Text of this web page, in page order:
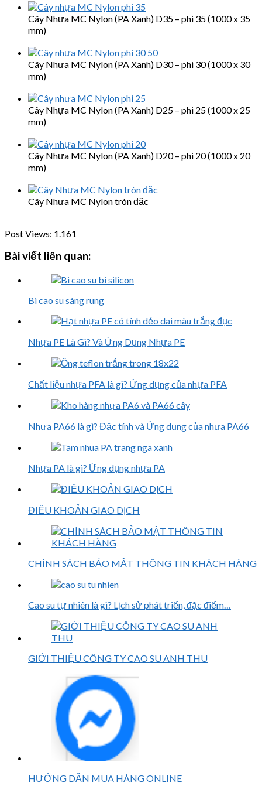
Cây Nhựa MC Nylon (PA Xanh) D35 – phi 35 (1000 x 35
mm)
Cây Nhựa MC Nylon (PA Xanh) D30 – phi 30 (1000 x 30
mm)
Cây Nhựa MC Nylon (PA Xanh) D25 – phi 25 (1000 x 25
mm)
Cây Nhựa MC Nylon (PA Xanh) D20 – phi 20 (1000 x 20
mm)
Cây Nhựa MC Nylon tròn đặc
Post Views: 1.161
Bài viết liên quan:
Bi cao su sàng rung
Nhựa PE Là Gì? Và Ứng Dụng Nhựa PE
Chất liệu nhựa PFA là gì? Ứng dụng của nhựa PFA
Nhựa PA66 là gì? Đặc tính và Ứng dụng của nhựa PA66
Nhựa PA là gì? Ứng dụng nhựa PA
ĐIỀU KHOẢN GIAO DỊCH
CHÍNH SÁCH BẢO MẬT THÔNG TIN KHÁCH HÀNG
Cao su tự nhiên là gì? Lịch sử phát triển, đặc điểm…
GIỚI THIỆU CÔNG TY CAO SU ANH THU
HƯỚNG DẪN MUA HÀNG ONLINE